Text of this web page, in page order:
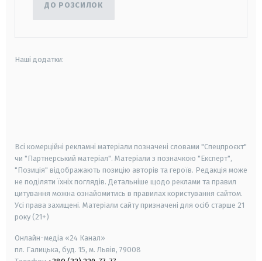
ДО РОЗСИЛОК
Наші додатки:
Всі комерційні рекламні матеріали позначені словами "Спецпроєкт"
чи "Партнерський матеріал". Матеріали з позначкою "Експерт",
"Позиція" відображають позицію авторів та героїв. Редакція може
не поділяти їхніх поглядів. Детальніше щодо реклами та правил
цитування можна ознайомитись в правилах користування сайтом.
Усі права захищені. Матеріали сайту призначені для осіб старше 21
року (21+)
Онлайн-медіа «24 Канал»
пл. Галицька, буд. 15, м. Львів, 79008